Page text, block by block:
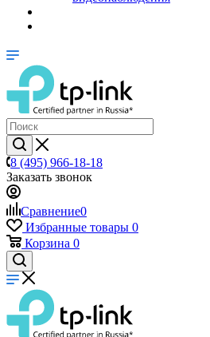
8 (495) 966-18-18
Заказать звонок
Сравнение0
Избранные товары 0
Корзина 0